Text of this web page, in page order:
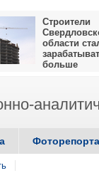
Строители
области
больше